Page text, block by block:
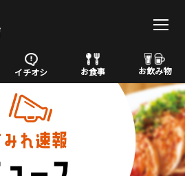
イチオシ お食事 お飲み物